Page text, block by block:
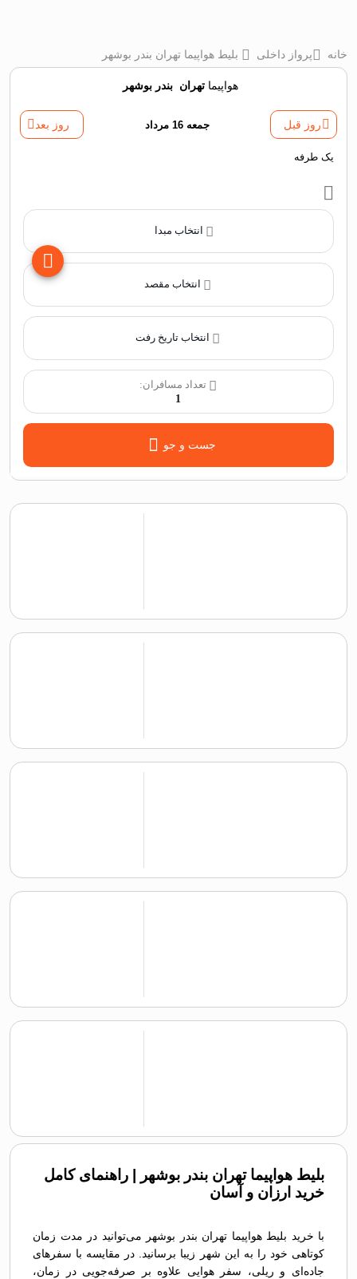
خانه پرواز داخلی بلیط هواپیما تهران بندر بوشهر
هواپیماتهران ‌بندر بوشهر
روز قبل جمعه 16 مرداد روز بعد
یک طرفه
انتخاب مبدا
انتخاب مقصد
تعداد مسافران:
1
جست و جو
بلیط هواپیما تهران بندر بوشهر | راهنمای کامل
خرید ارزان و آسان
با خرید بلیط هواپیما تهران بندر بوشهر می‌توانید در مدت زمان
کوتاهی خود را به این شهر زیبا برسانید. در مقایسه با سفرهای
جاده‌ای و ریلی، سفر هوایی علاوه بر صرفه‌جویی در زمان،